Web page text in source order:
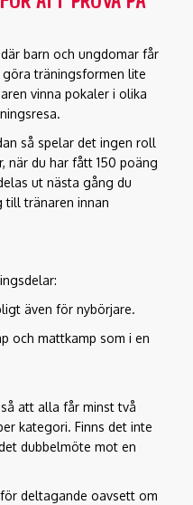
barn och ungdomar får
träningsformen lite
vinna pokaler i olika
så spelar det ingen roll
när du har fått 150 poäng
ut nästa gång du
till tränaren innan
även för nybörjare.
och mattkamp som i en
att alla får minst två
kategori. Finns det inte
dubbelmöte mot en
deltagande oavsett om